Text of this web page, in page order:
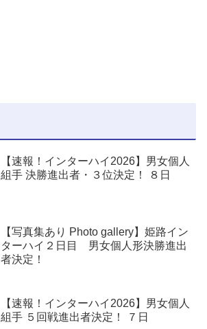
【速報！インターハイ2026】男女個人
組手 決勝進出者・３位決定！ ８日
【写真集あり Photo gallery】姫路イン
ターハイ２日目 男女個人形決勝進出
者決定！
【速報！インターハイ2026】男女個人
組手 ５回戦進出者決定！ ７日